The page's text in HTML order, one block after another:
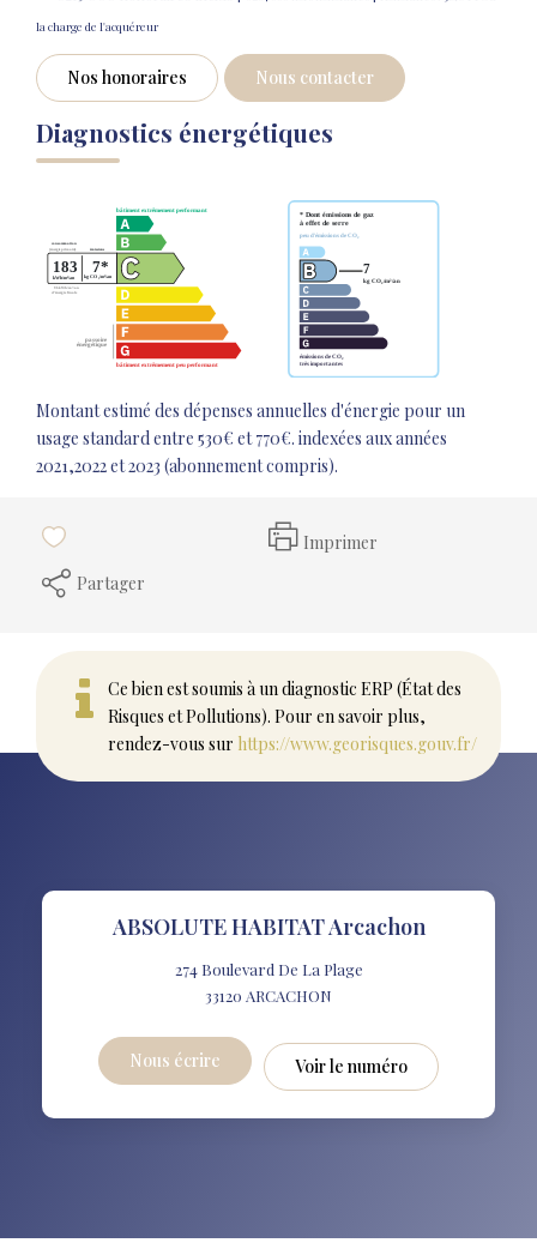
la charge de l'acquéreur
Nos honoraires Nous contacter
Diagnostics énergétiques
Montant estimé des dépenses annuelles d'énergie pour un
usage standard entre 530€ et 770€. indexées aux années
2021,2022 et 2023 (abonnement compris).
Imprimer
Partager
Ce bien est soumis à un diagnostic ERP (État des
Risques et Pollutions). Pour en savoir plus,
rendez-vous sur https://www.georisques.gouv.fr/
ABSOLUTE HABITAT Arcachon
274 Boulevard De La Plage
33120 ARCACHON
Nous écrire Voir le numéro